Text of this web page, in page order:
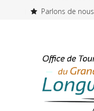
Parlons de nous